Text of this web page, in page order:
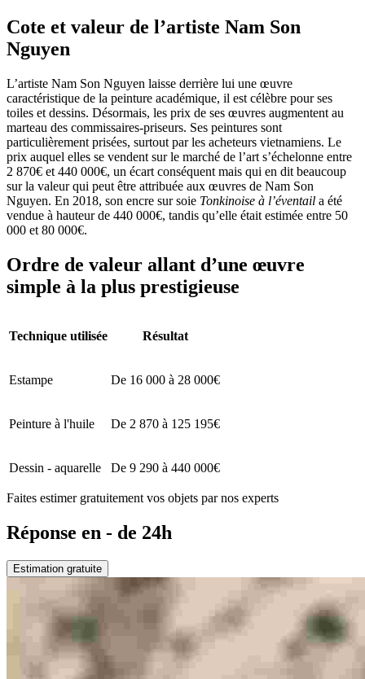
Cote et valeur de l’artiste Nam Son
Nguyen
L’artiste Nam Son Nguyen laisse derrière lui une œuvre
caractéristique de la peinture académique, il est célèbre pour ses
toiles et dessins. Désormais, les prix de ses œuvres augmentent au
marteau des commissaires-priseurs. Ses peintures sont
particulièrement prisées, surtout par les acheteurs vietnamiens. Le
prix auquel elles se vendent sur le marché de l’art s’échelonne entre
2 870€ et 440 000€, un écart conséquent mais qui en dit beaucoup
sur la valeur qui peut être attribuée aux œuvres de Nam Son
Nguyen. En 2018, son encre sur soie Tonkinoise à l’éventail a été
vendue à hauteur de 440 000€, tandis qu’elle était estimée entre 50
000 et 80 000€.
Ordre de valeur allant d’une œuvre
simple à la plus prestigieuse
Technique utilisée Résultat
Estampe De 16 000 à 28 000€
Peinture à l'huile De 2 870 à 125 195€
Dessin - aquarelle De 9 290 à 440 000€
Faites estimer gratuitement vos objets par nos experts
Réponse en - de 24h
Estimation gratuite